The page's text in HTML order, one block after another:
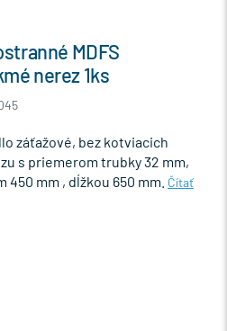
MDFS
nerez 1ks
záťažové, bez kotviacich
s priemerom trubky 32 mm,
mm , dĺžkou 650 mm. Čítať